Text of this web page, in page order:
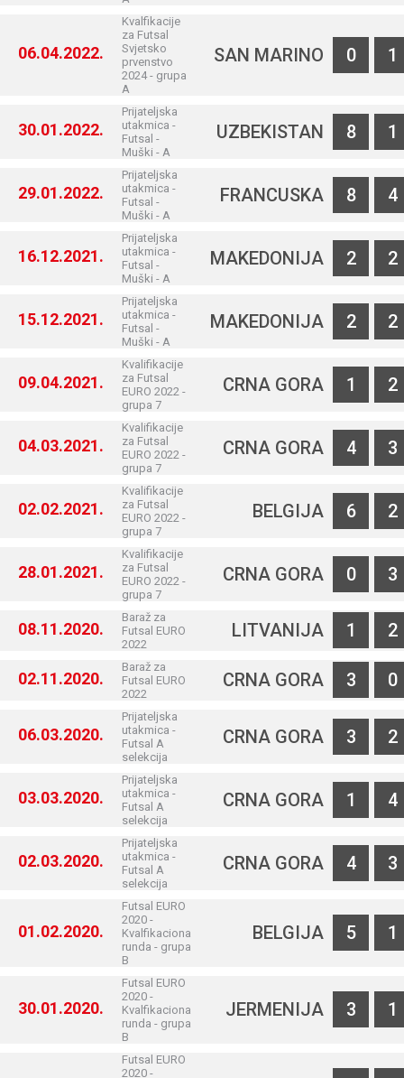
06.04.2022.
Kvalfikacije
za Futsal
Svjetsko
prvenstvo
2024 - grupa
A
SAN MARINO 0 1
30.01.2022.
Prijateljska
utakmica -
Futsal -
Muški - A
UZBEKISTAN 8 1
29.01.2022.
Prijateljska
utakmica -
Futsal -
Muški - A
FRANCUSKA 8 4
16.12.2021.
Prijateljska
utakmica -
Futsal -
Muški - A
MAKEDONIJA 2 2
15.12.2021.
Prijateljska
utakmica -
Futsal -
Muški - A
MAKEDONIJA 2 2
09.04.2021.
Kvalifikacije
za Futsal
EURO 2022 -
grupa 7
CRNA GORA 1 2
04.03.2021.
Kvalifikacije
za Futsal
EURO 2022 -
grupa 7
CRNA GORA 4 3
02.02.2021.
Kvalifikacije
za Futsal
EURO 2022 -
grupa 7
BELGIJA 6 2
28.01.2021.
Kvalifikacije
za Futsal
EURO 2022 -
grupa 7
CRNA GORA 0 3
08.11.2020.
Baraž za
Futsal EURO
2022
LITVANIJA 1 2
02.11.2020.
Baraž za
Futsal EURO
2022
CRNA GORA 3 0
06.03.2020.
Prijateljska
utakmica -
Futsal A
selekcija
CRNA GORA 3 2
03.03.2020.
Prijateljska
utakmica -
Futsal A
selekcija
CRNA GORA 1 4
02.03.2020.
Prijateljska
utakmica -
Futsal A
selekcija
CRNA GORA 4 3
01.02.2020.
Futsal EURO
2020 -
Kvalfikaciona
runda - grupa
B
BELGIJA 5 1
30.01.2020.
Futsal EURO
2020 -
Kvalfikaciona
runda - grupa
B
JERMENIJA 3 1
Futsal EURO
2020 -